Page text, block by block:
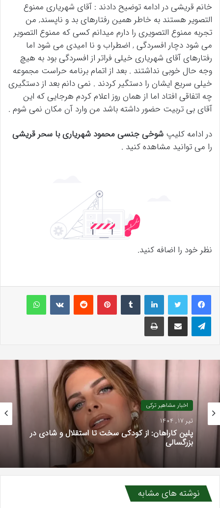
خانم قریشی در ادامه توضیح دادند : آقای شهریاری ممنوع
التصویر هستند به خاطر همین رفتارهای بد و ناپسند, من
تجربه ممنوع التصویری را دارم میدانم کسی که ممنوع التصویر
می شود دچار افسردگی , اضطراب و نا امیدی می شود اما
رفتارهای آقای شهریاری خیلی فراتر از افسردگی بود به هیچ
وجه حال خوبی نداشتند . بعد از اتمام برنامه حراست مجموعه
خیلی سریع ایشان را دستگیر کردند . نمی دانم بعد از دستگیری
چه اتفاقی افتاد اما از همان روز اعلام کردم هرجایی که این
آقای بی تربیت حضور داشته باشد من وارد آن مکان نمی شوم .
در ادامه کلیپ شوخی جنسی محمود شهریاری با سحر قریشی
را می توانید مشاهده کنید .
نظر خود را اضافه کنید.
لینکداینتامبلر پینتریستReddit
VKontakteواتس آپ
تلگرام اشتراک گذاری با ایمیل چاپ
اخبار مشاهیر ترکی
تیر 17, 1404
پلین کاراهان: از کودکی سخت تا استقلال و شادی در
بزرگسالی
نوشته های مشابه